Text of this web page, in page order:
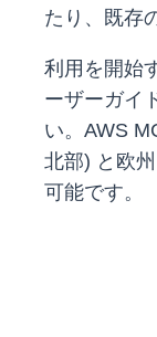
たり、既存
利用を開始
ーザーガイ
い。AWS
北部) と欧
可能です。